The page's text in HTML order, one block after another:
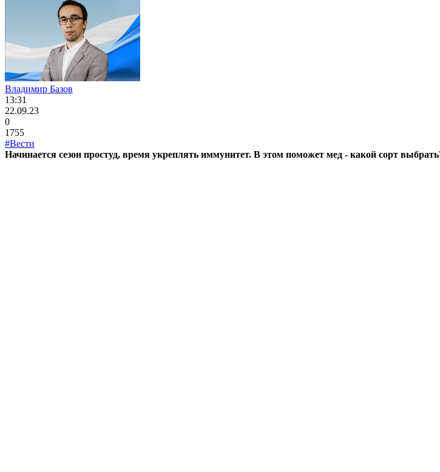
Владимир Базов
13:31
22.09.23
0
1755
#Вести
Начинается сезон простуд, время укреплять иммунитет. В этом поможет мед - какой сорт